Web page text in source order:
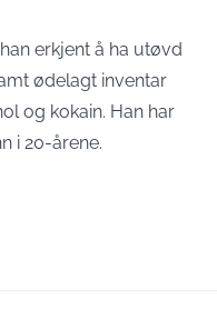
erkjent å ha utøvd
ødelagt inventar
og kokain. Han har
i 20-årene.